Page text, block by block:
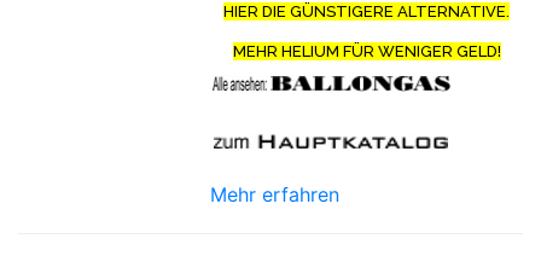
HIER DIE GÜNSTIGERE ALTERNATIVE.
MEHR HELIUM FÜR WENIGER GELD!
Mehr erfahren